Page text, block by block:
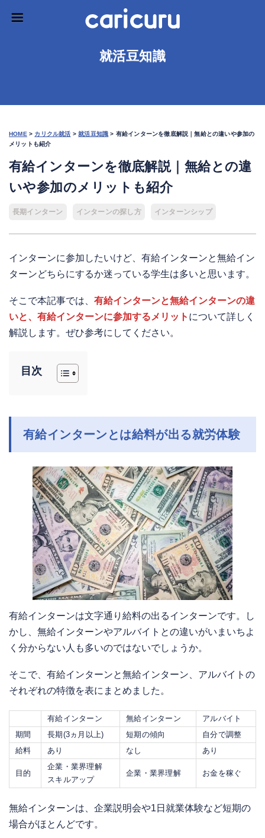
就活豆知識
HOME > カリクル就活 >就活豆知識 > 有給インターンを徹底解説｜無給との違いや参加の
メリットも紹介
有給インターンを徹底解説｜無給との違
いや参加のメリットも紹介
長期インターン インターンの探し方 インターンシップ
インターンに参加したいけど、有給インターンと無給イン
ターンどちらにするか迷っている学生は多いと思います。
そこで本記事では、 有給インターンと無給インターンの違
いと、有給インターンに参加するメリット について詳しく
解説します。ぜひ参考にしてください。
目次
有給インターンとは給料が出る就労体験
有給インターンは文字通り給料の出るインターンです。し
かし、無給インターンやアルバイトとの違いがいまいちよ
く分からない人も多いのではないでしょうか。
そこで、有給インターンと無給インターン、アルバイトの
それぞれの特徴を表にまとめました。
有給インターン 無給インターン
アルバイト
期間
長期(3ヵ月以上) 短期の傾向
自分で調整
給料
あり なし あり
目的
企業・業界理解
スキルアップ
企業・業界理解 お金を稼ぐ
無給インターンは、企業説明会や1日就業体験など短期の
場合がほとんどです。